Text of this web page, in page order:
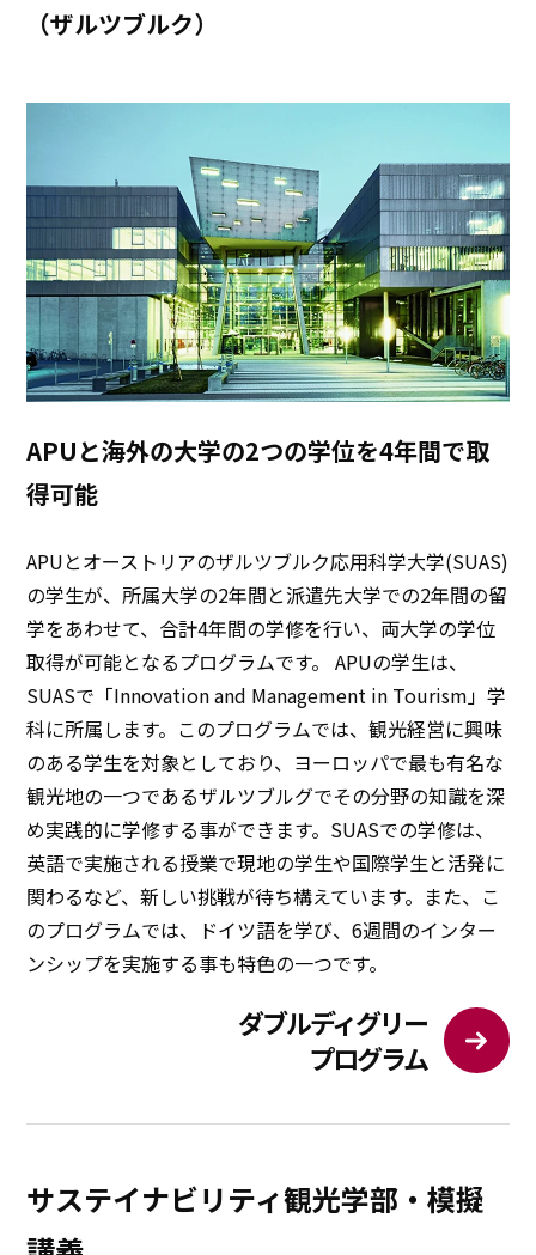
（ザルツブルク）
APUと海外の大学の2つの学位を4年間で取
得可能
APUとオーストリアのザルツブルク応用科学大学(SUAS)
の学生が、所属大学の2年間と派遣先大学での2年間の留
学をあわせて、合計4年間の学修を行い、両大学の学位
取得が可能となるプログラムです。 APUの学生は、
SUASで「Innovation and Management in Tourism」学
科に所属します。このプログラムでは、観光経営に興味
のある学生を対象としており、ヨーロッパで最も有名な
観光地の一つであるザルツブルグでその分野の知識を深
め実践的に学修する事ができます。SUASでの学修は、
英語で実施される授業で現地の学生や国際学生と活発に
関わるなど、新しい挑戦が待ち構えています。また、こ
のプログラムでは、ドイツ語を学び、6週間のインター
ンシップを実施する事も特色の一つです。
ダブルディグリー
プログラム
サステイナビリティ観光学部・模擬